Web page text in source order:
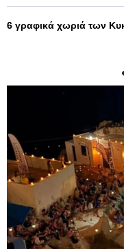
6 γραφικά χωριά των